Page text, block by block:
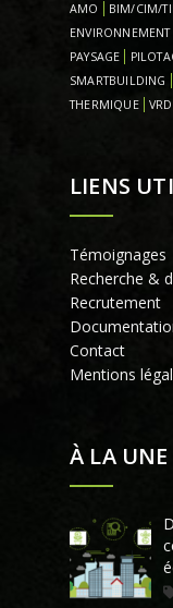
AMO BIM/CIM/
PAYSAGE
SMARTBUILDING
THERMIQUE
VRD
LIENS
Témoignages
Recherche &
Recrutement
Contact
Mentions
À LA UNE